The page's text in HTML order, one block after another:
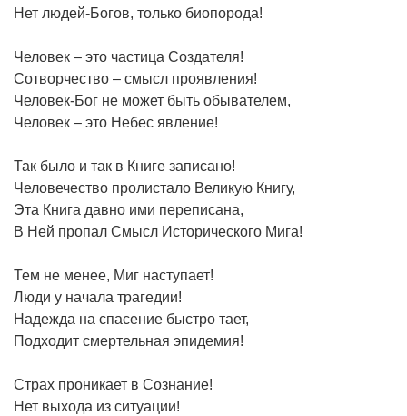
Нет людей-Богов, только биопорода!
Человек – это частица Создателя!
Сотворчество – смысл проявления!
Человек-Бог не может быть обывателем,
Человек – это Небес явление!
Так было и так в Книге записано!
Человечество пролистало Великую Книгу,
Эта Книга давно ими переписана,
В Ней пропал Смысл Исторического Мига!
Тем не менее, Миг наступает!
Люди у начала трагедии!
Надежда на спасение быстро тает,
Подходит смертельная эпидемия!
Страх проникает в Сознание!
Нет выхода из ситуации!